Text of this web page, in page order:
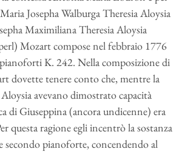
Josepha Walburga Theresia Aloysia
Maximiliana Theresia Aloysia
Mozart compose nel febbraio 1776
K. 242. Nella composizione di
dovette tenere conto che, mentre la
avevano dimostrato capacità
di Giuseppina (ancora undicenne) era
questa ragione egli incentrò la sostanza
secondo pianoforte, concendendo al